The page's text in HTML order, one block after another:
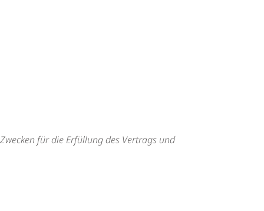
für die Erfüllung des Vertrags und